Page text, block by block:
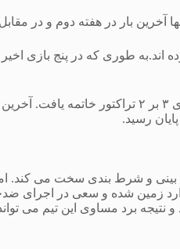
اند.به طوری که در پنج بازی
آخرین دیدار این دو تیم در فینال جام حذفی بود.که
بینی و شرط بندی سخت می کند.
زمین شده و سعی در اجرای
نتیجه برد مساوی این تیم می